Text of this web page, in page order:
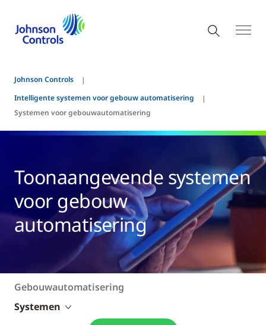
Johnson Controls
Intelligente systemen voor gebouw automatisering
Systemen voor gebouwautomatisering
Toonaangevende systemen
voor gebouw
automatisering
Gebouwautomatisering
Systemen